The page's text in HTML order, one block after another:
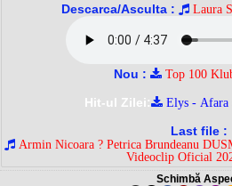
Descarca/Asculta :
Laura
Nou : Top 100
Hit-ul Zilei:
Elys - Afara
Last file :
Armin Nicoara ? Petrica Brundeanu
Videoclip Oficial
Schimbă